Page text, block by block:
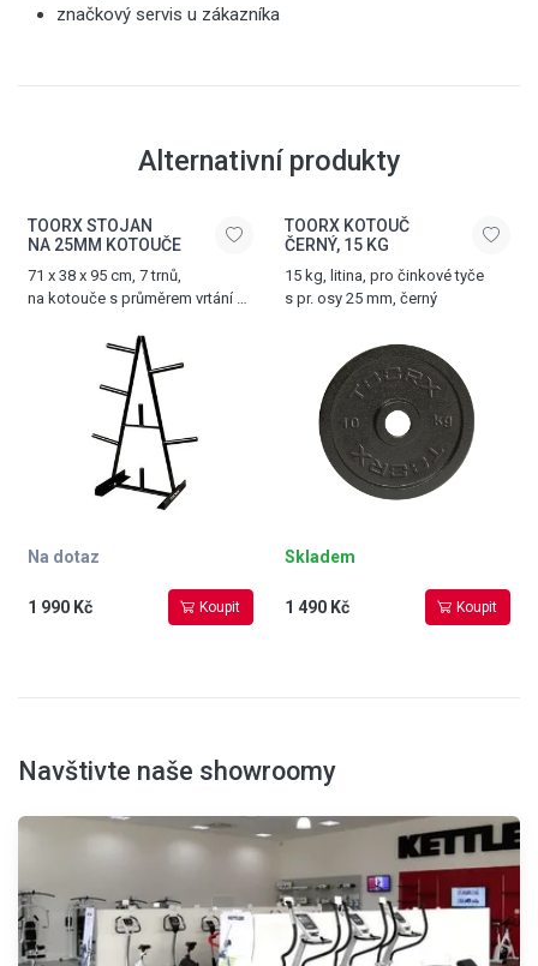
značkový servis u zákazníka
Alternativní produkty
TOORX STOJAN
NA 25MM KOTOUČE
71 x 38 x 95 cm, 7 trnů,
na kotouče s průměrem vrtání 25
Na dotaz
1 990 Kč Koupit
TOORX KOTOUČ
ČERNÝ, 15 KG
15 kg, litina, pro činkové tyče
s pr. osy 25 mm, černý
Skladem
1 490 Kč Koupit
Navštivte naše showroomy